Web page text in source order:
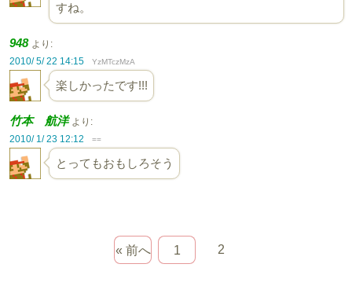
すね。
948 より:
2010/ 5/ 22 14:15
YzMTczMzA
楽しかったです!!!
竹本 航洋 より:
2010/ 1/ 23 12:12
==
とってもおもしろそう
« 前へ 1 2